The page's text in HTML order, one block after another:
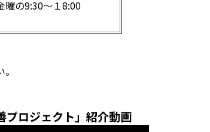
の9:30～１8:00
ロジェクト」紹介動画